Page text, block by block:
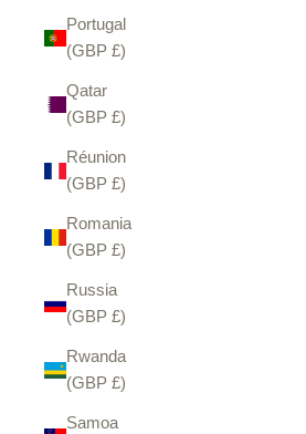
Portugal
(GBP £)
Qatar
(GBP £)
Réunion
(GBP £)
Romania
(GBP £)
Russia
(GBP £)
Rwanda
(GBP £)
Samoa